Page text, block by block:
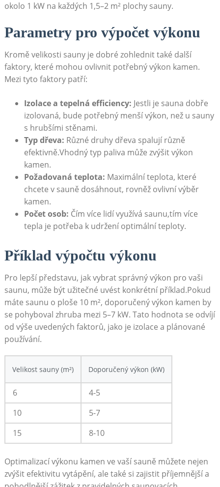
okolo 1 kW na každých 1,5–2 m² plochy sauny.
Parametry pro výpočet výkonu
Kromě velikosti sauny je dobré zohlednit také další
faktory, které mohou ovlivnit potřebný výkon kamen.
Mezi tyto faktory patří:
Izolace a tepelná efficiency: Jestli je sauna dobře
izolovaná, bude potřebný menší výkon, než u sauny
s hrubšími stěnami.
Typ dřeva: Různé druhy dřeva spalují různě
efektivně.Vhodný typ paliva může zvýšit výkon
kamen.
Požadovaná teplota: Maximální teplota, které
chcete v sauně dosáhnout, rovněž ovlivní výběr
kamen.
Počet osob: Čím více lidí využívá saunu,tím více
tepla je potřeba k udržení optimální teploty.
Příklad výpočtu výkonu
Pro lepší představu, jak vybrat správný výkon pro vaši
saunu, může být užitečné uvést konkrétní příklad.Pokud
máte saunu o ploše 10 m², doporučený výkon kamen by
se pohyboval zhruba mezi 5–7 kW. Tato hodnota se odvíjí
od výše uvedených faktorů, jako je izolace a plánované
používání.
Velikost sauny (m²) Doporučený výkon (kW)
6
4-5
10
5-7
15
8-10
Optimalizací výkonu kamen ve vaší sauně můžete nejen
zvýšit efektivitu vytápění, ale také si zajistit příjemnější a